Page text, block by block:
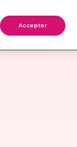
Accepter